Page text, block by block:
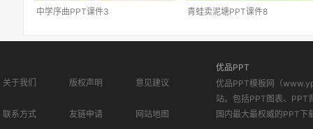
中学序曲PPT课件3 青蛙卖泥塘PPT课件8
关于我们 版权声明 意见建议
联系方式 友链申请 网站地图
优品PPT
优品PPT模板网（
站。包括PPT图表、PPT
国内最大最权威的PPT下